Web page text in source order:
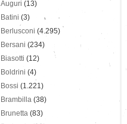
Auguri (13)
Batini (3)
Berlusconi (4.295)
Bersani (234)
Biasotti (12)
Boldrini (4)
Bossi (1.221)
Brambilla (38)
Brunetta (83)